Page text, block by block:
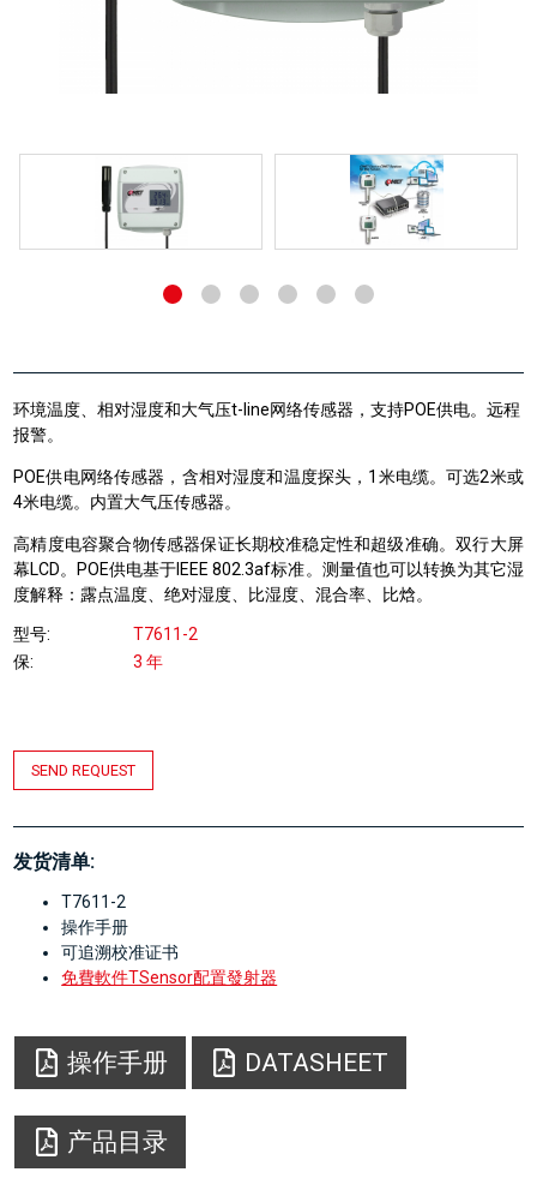
环境温度、相对湿度和大气压t-line网络传感器，支持POE供电。远程
报警。
POE供电网络传感器，含相对湿度和温度探头，1米电缆。可选2米或
4米电缆。内置大气压传感器。
高精度电容聚合物传感器保证长期校准稳定性和超级准确。双行大屏
幕LCD。POE供电基于 IEEE 802.3af标准。 测量值也可以转换为其它湿
度解释：露点温度、绝对湿度、比湿度、混合率、比焓。
型号
T7611-2
保
3 年
SEND REQUEST
发货清单:
T7611-2
操作手册
可追溯校准证书
免費軟件TSensor配置發射器
操作手册 DATASHEET
产品目录